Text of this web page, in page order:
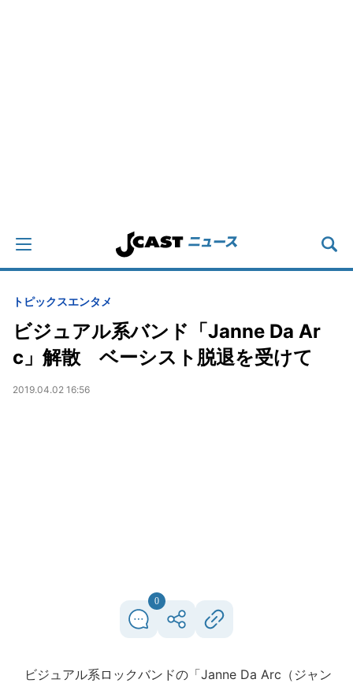
トピックスエンタメ
ビジュアル系バンド「Janne Da Ar
c」解散 ベーシスト脱退を受けて
2019.04.02 16:56
0
ビジュアル系ロックバンドの「Janne Da Arc（ジャン